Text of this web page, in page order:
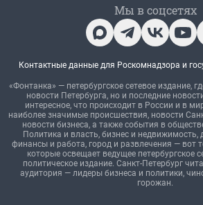
Мы в соцсетях
Контактные данные для Роскомнадзора и
«Фонтанка» — петербургское сетевое издание,
новости Петербурга, но и последние
интересное, что происходит в России и в
наиболее значимые происшествия, новости
новости бизнеса, а также события в
Политика и власть, бизнес и недвижимость,
финансы и работа, город и развлечения — вот
которые освещает ведущее петербургское
политическое издание. Санкт-Петербург
аудитория — лидеры бизнеса и политики,
горожан.